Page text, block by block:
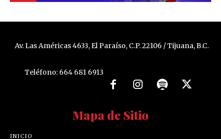
Av. Las Américas 4633, El Paraíso, C.P. 22106 / Tijuana, B.C.
Teléfono: 664 681 6913
Mapa de Sitio
INICIO